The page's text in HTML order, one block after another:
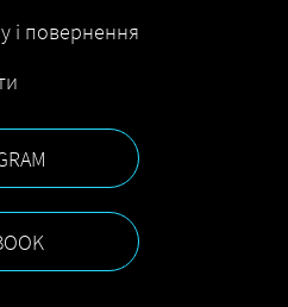
і повернення